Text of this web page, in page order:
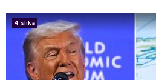
4 slika